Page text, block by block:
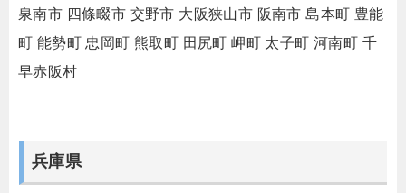
泉南市 四條畷市 交野市 大阪狭山市 阪南市 島本町 豊能
町 能勢町 忠岡町 熊取町 田尻町 岬町 太子町 河南町 千
早赤阪村
兵庫県